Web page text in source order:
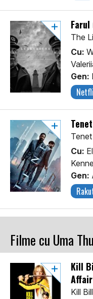
Farul
The
Cu:
Gen:
Tenet
Cu:
Gen:
Filme cu Uma
Kill
Kill